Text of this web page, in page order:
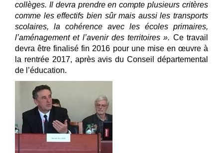
collèges. Il devra prendre en compte plusieurs critères
comme les effectifs bien sûr mais aussi les transports
scolaires, la cohérence avec les écoles primaires,
l’aménagement et l’avenir des territoires ». Ce travail
devra être finalisé fin 2016 pour une mise en œuvre à
la rentrée 2017, après avis du Conseil départemental
de l’éducation.